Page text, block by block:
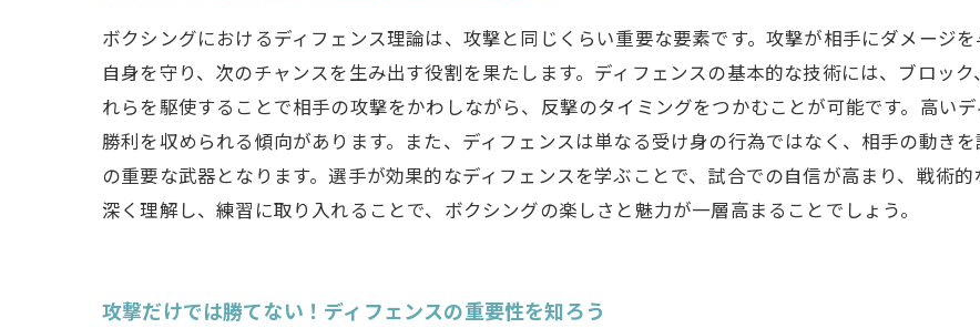
ボクシングにおけるディフェンス理論は、攻撃と同じくらい重要な要素です。攻撃が相手にダメージ
自身を守り、次のチャンスを生み出す役割を果たします。ディフェンスの基本的な技術には、ブロッ
れらを駆使することで相手の攻撃をかわしながら、反撃のタイミングをつかむことが可能です。高い
勝利を収められる傾向があります。また、ディフェンスは単なる受け身の行為ではなく、相手の動き
の重要な武器となります。選手が効果的なディフェンスを学ぶことで、試合での自信が高まり、戦術
深く理解し、練習に取り入れることで、ボクシングの楽しさと魅力が一層高まることでしょう。
攻撃だけでは勝てない！ディフェンスの重要性を知ろう